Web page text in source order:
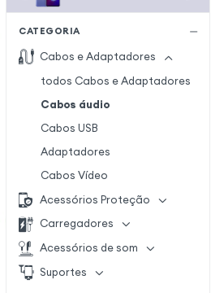
CATEGORIA
Cabos e Adaptadores
todos Cabos e Adaptadores
Cabos áudio
Cabos USB
Adaptadores
Cabos Vídeo
Acessórios Proteção
Carregadores
Acessórios de som
Suportes